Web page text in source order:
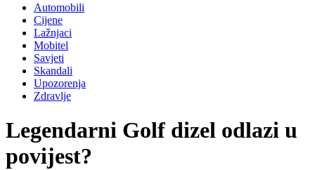
Automobili
Cijene
Lažnjaci
Mobitel
Savjeti
Skandali
Upozorenja
Zdravlje
Legendarni Golf dizel odlazi u
povijest?